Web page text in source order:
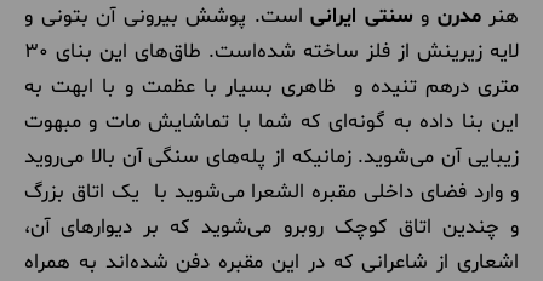
هنرمدرن و سنتی ایرانی است. پوشش بیرونی آن بتونی و
لایه زیرینش از فلز ساخته شده‌است. طاق‌های این بنای 30
متری درهم تنیده و ظاهری بسیار با عظمت و با ابهت به
این بنا داده به گونه‌ای که شما با تماشایش مات و مبهوت
زیبایی آن می‌شوید. زمانیکه از پله‌های سنگی آن بالا می‌روید
و وارد فضای داخلی مقبره الشعرا می‌شوید با یک اتاق بزرگ
و چندین اتاق کوچک روبرو می‌شوید که بر دیوارهای آن،
اشعاری از شاعرانی که در این مقبره دفن شده‌اند به همراه